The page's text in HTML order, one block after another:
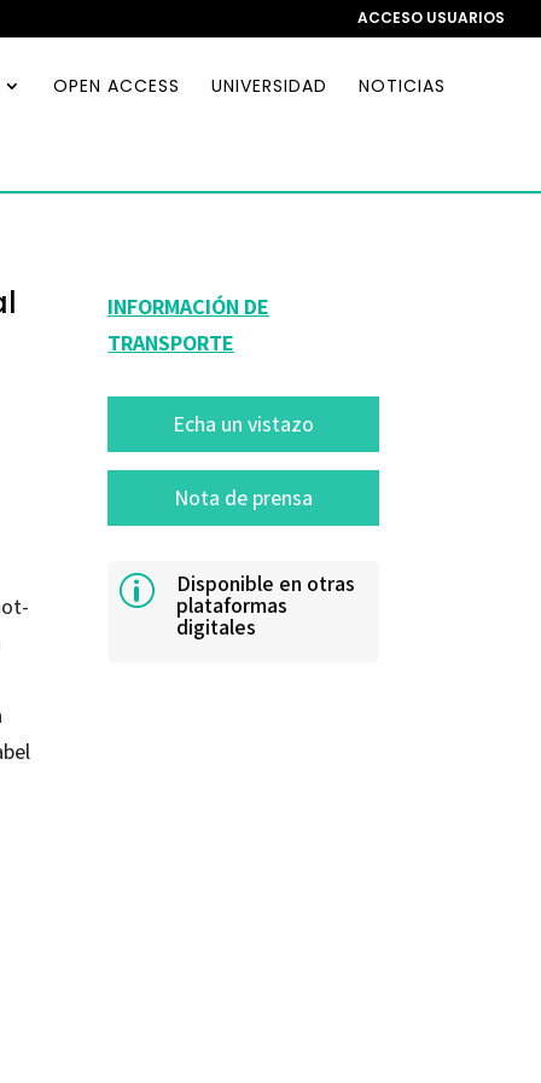
ACCESO USUARIOS
OPEN ACCESS UNIVERSIDAD NOTICIAS
INFORMACIÓN DE
TRANSPORTE
Echa un vistazo
Nota de prensa
p Disponible en otras
plataformas
digitales